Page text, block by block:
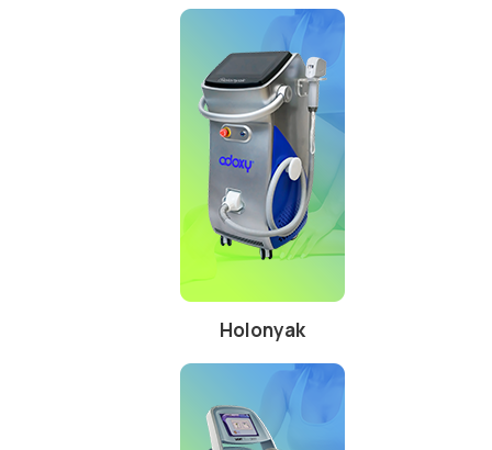
Holonyak